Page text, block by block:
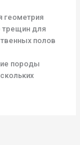
геометрия
трещин для
полов
породы